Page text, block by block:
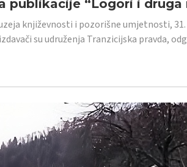
publikacije “Logori i druga
književnosti i pozorišne umjetnosti,
su udruženja Tranzicijska pravda,